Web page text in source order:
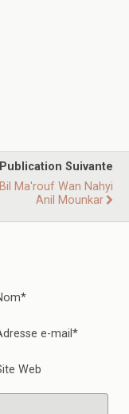
Publication Suivante
Ma'rouf Wan Nahyi
Anil Mounkar
e-mail*
Web